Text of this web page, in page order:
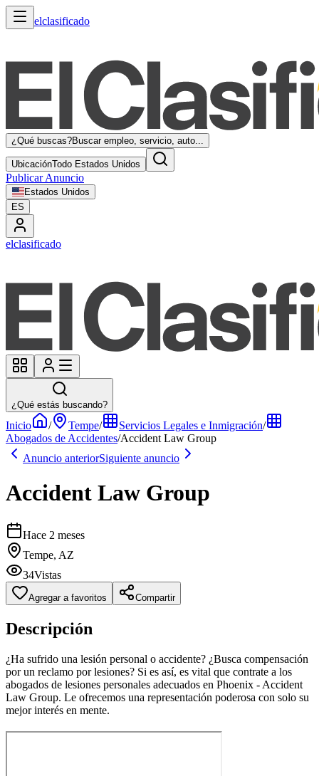
elclasificado
¿Qué buscas?Buscar empleo, servicio, auto...
UbicaciónTodo Estados Unidos
Publicar Anuncio
Estados Unidos
ES
elclasificado
¿Qué estás buscando?
Inicio / Tempe/ Servicios Legales e Inmigración/
Abogados de Accidentes/Accident Law Group
Anuncio anteriorSiguiente anuncio
Accident Law Group
Hace 2 meses
Tempe, AZ
34Vistas
Agregar a favoritos Compartir
Descripción
¿Ha sufrido una lesión personal o accidente? ¿Busca compensación
por un reclamo por lesiones? Si es así, es vital que contrate a los
abogados de lesiones personales adecuados en Phoenix - Accident
Law Group. Le ofrecemos una representación poderosa con solo su
mejor interés en mente.